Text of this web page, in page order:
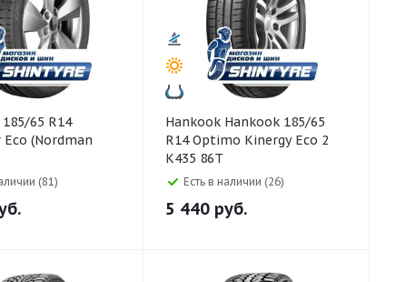
(Nordman
(81)
Hankook Hankook 185/65
R14 Optimo Kinergy Eco 2
K435 86T
Есть в наличии (26)
5 440 руб.